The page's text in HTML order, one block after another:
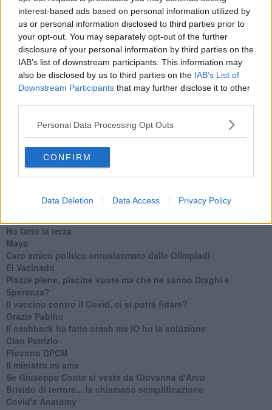
interest-based ads based on personal information utilized by
us or personal information disclosed to third parties prior to
your opt-out. You may separately opt-out of the further
disclosure of your personal information by third parties on the
IAB’s list of downstream participants. This information may
also be disclosed by us to third parties on the IAB’s List of
Downstream Participants that may further disclose it to other
Personal Data Processing Opt Outs
CONFIRM
Data Deletion Data Access Privacy Policy
Franco Bonciani
Se vuoi leggere le notizie principali della Toscana iscriviti alla
Newsletter QUInews - ToscanaMedia.Arriva gratis tutti i giorni
Ti potrebbe interessare anche:
Articoli dal Blog “Turbative” di Franco Bonciani
Volo Firenze-Barcellona, storia assurda di 12 valigie
scomparse
Ho fatto la terza
Maya
Caro amico politico entusiasmato dalle Olimpiadi
El Vacinado
Piazze piene, piscine vuote ma che ne sanno Draghi e
Speranza?
​Il vaccino contro il Covid, ci si potrà fidare?
Grazie Pablito
Il cashback ha fatto crash ma IO ho la soluzione
Ciao Patrizio
Piovono DPCM
Il ministro mi ama
Se Giuseppe Conte si veste da Giovanna d'Arco
Brivido di terrore... la chiamano semplificazione
Covid's Anatomy